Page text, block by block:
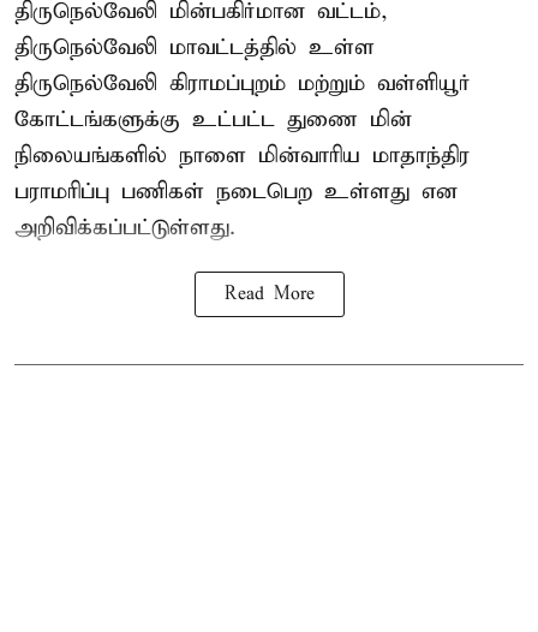
திருநெல்வேலி மின்பகிர்மான வட்டம்,
திருநெல்வேலி மாவட்டத்தில் உள்ள
திருநெல்வேலி கிராமப்புறம் மற்றும் வள்ளியூர்
கோட்டங்களுக்கு உட்பட்ட துணை மின்
நிலையங்களில் நாளை மின்வாரிய மாதாந்திர
பராமரிப்பு பணிகள் நடைபெற உள்ளது என
அறிவிக்கப்பட்டுள்ளது.
Read More